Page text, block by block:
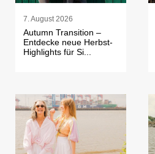
7. August 2026
Autumn Transition –
Entdecke neue Herbst-
Highlights für Si...